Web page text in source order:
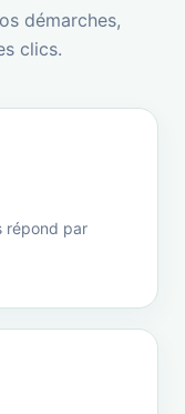
démarches,
clics.
répond par